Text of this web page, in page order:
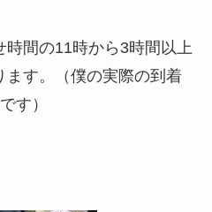
時間の11時から3時間以上
ます。（僕の実際の到着
す）